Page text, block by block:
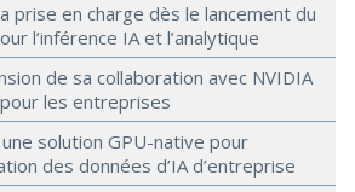
prise en charge dès le lancement du
l’inférence IA et l’analytique
de sa collaboration avec NVIDIA
pour les entreprises
solution GPU-native pour
des données d’IA d’entreprise